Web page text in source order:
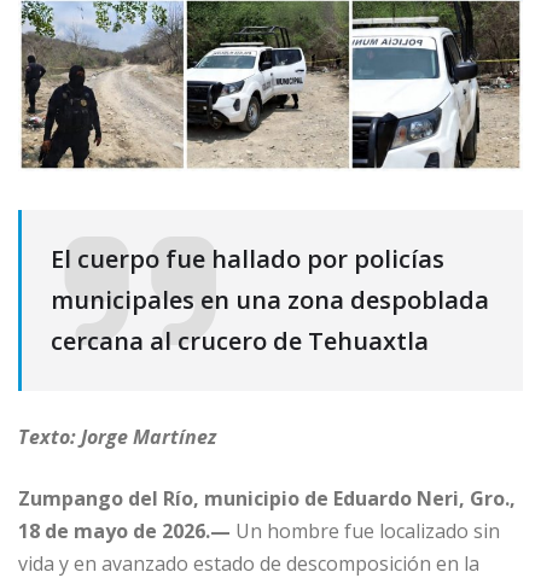
El cuerpo fue hallado por policías
municipales en una zona despoblada
cercana al crucero de Tehuaxtla
Texto: Jorge Martínez
Zumpango del Río, municipio de Eduardo Neri, Gro.,
18 de mayo de 2026.— Un hombre fue localizado sin
vida y en avanzado estado de descomposición en la